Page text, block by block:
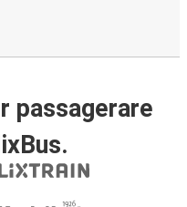
passagerare